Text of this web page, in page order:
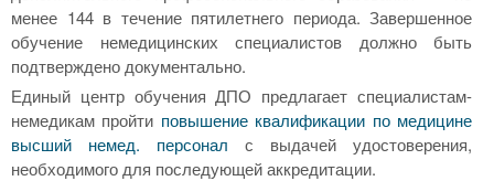
менее 144 в течение пятилетнего периода. Завершенное
обучение немедицинских специалистов должно быть
подтверждено документально.
Единый центр обучения ДПО предлагает специалистам-
немедикам пройти повышение квалификации по медицине
высший немед. персонал с выдачей удостоверения,
необходимого для последующей аккредитации.